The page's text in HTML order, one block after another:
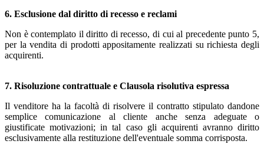
6. Esclusione dal diritto di recesso e reclami
Non è contemplato il diritto di recesso, di cui al precedente punto 5,
per la vendita di prodotti appositamente realizzati su richiesta degli
acquirenti.
7. Risoluzione contrattuale e Clausola risolutiva espressa
Il venditore ha la facoltà di risolvere il contratto stipulato dandone
semplice comunicazione al cliente anche senza adeguate o
giustificate motivazioni; in tal caso gli acquirenti avranno diritto
esclusivamente alla restituzione dell'eventuale somma corrisposta.